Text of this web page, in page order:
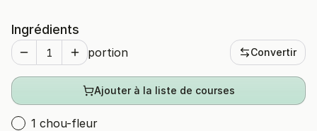
Ingrédients
portion Convertir
Ajouter à la liste de courses
1 chou-fleur